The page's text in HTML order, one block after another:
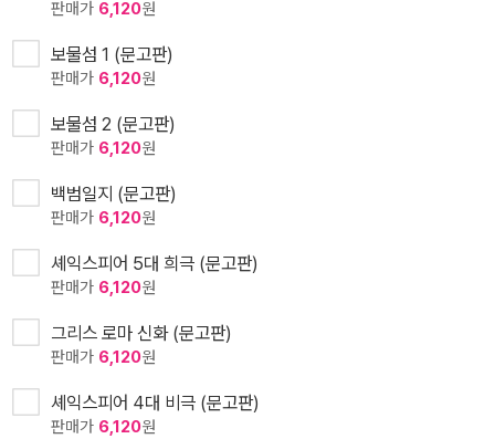
판매가 6,120원
보물섬 1 (문고판)
판매가 6,120원
보물섬 2 (문고판)
판매가 6,120원
백범일지 (문고판)
판매가 6,120원
셰익스피어 5대 희극 (문고판)
판매가 6,120원
그리스 로마 신화 (문고판)
판매가 6,120원
셰익스피어 4대 비극 (문고판)
판매가 6,120원